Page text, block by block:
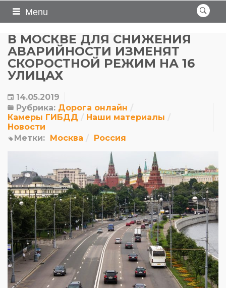
Menu
В МОСКВЕ ДЛЯ СНИЖЕНИЯ
АВАРИЙНОСТИ ИЗМЕНЯТ
СКОРОСТНОЙ РЕЖИМ НА 16
УЛИЦАХ
14.05.2019
Рубрика: Дорога онлайн
Камеры ГИБДД
Наши материалы
Новости
Метки: Москва Россия